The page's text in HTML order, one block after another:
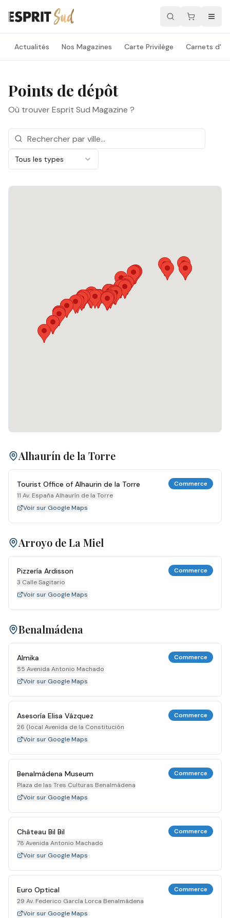
Actualités Nos Magazines Carte Privilège Carnets
Points de dépôt
Où trouver Esprit Sud Magazine ?
Tous les types
Alhaurín de la Torre
Tourist Office of Alhaurin de la Torre
11 Av. España Alhaurín de la Torre
Commerce
Voir sur Google Maps
Arroyo de La Miel
Pizzería Ardisson
3 Calle Sagitario
Commerce
Voir sur Google Maps
Benalmádena
Almika
55 Avenida Antonio Machado
Commerce
Voir sur Google Maps
Asesoría Elisa Vázquez
26 (local Avenida de la Constitución
Commerce
Voir sur Google Maps
Benalmádena Museum
Plaza de las Tres Culturas Benalmádena
Commerce
Voir sur Google Maps
Château Bil Bil
78 Avenida Antonio Machado
Commerce
Voir sur Google Maps
Euro Optical
29 Av. Federico García Lorca Benalmádena
Commerce
Voir sur Google Maps